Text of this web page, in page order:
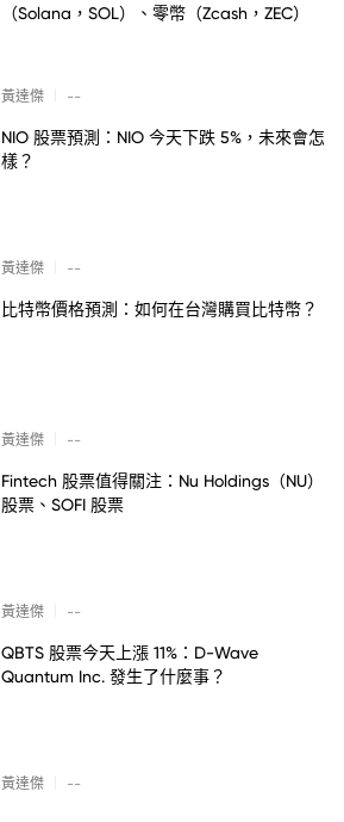
（Solana，SOL）、零幣（Zcash，ZEC）
黃達傑 --
NIO 股票預測：NIO 今天下跌 5%，未來會怎
樣？
黃達傑 --
比特幣價格預測：如何在台灣購買比特幣？
黃達傑 --
Fintech 股票值得關注：Nu Holdings（NU）
股票、SOFI 股票
黃達傑 --
QBTS 股票今天上漲 11%：D-Wave
Quantum Inc. 發生了什麼事？
黃達傑 --